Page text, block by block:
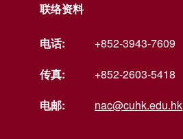
联络资料
电话:
+852-3943-7609
传真:
+852-2603-5418
电邮:
nac@cuhk.edu.hk